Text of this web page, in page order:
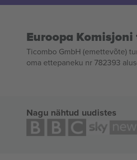
Euroopa
Ticombo GmbH (emettevõte)
oma ettepaneku nr 782393
Nagu nähtud uudistes